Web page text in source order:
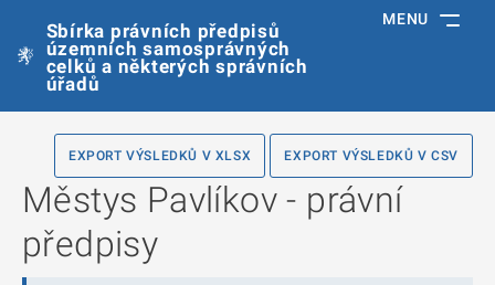
Sbírka právních předpisů
územních samosprávných
celků a některých správních
úřadů
MENU
EXPORT VÝSLEDKŮ V XLSX EXPORT VÝSLEDKŮ V CSV
Městys Pavlíkov - právní
předpisy